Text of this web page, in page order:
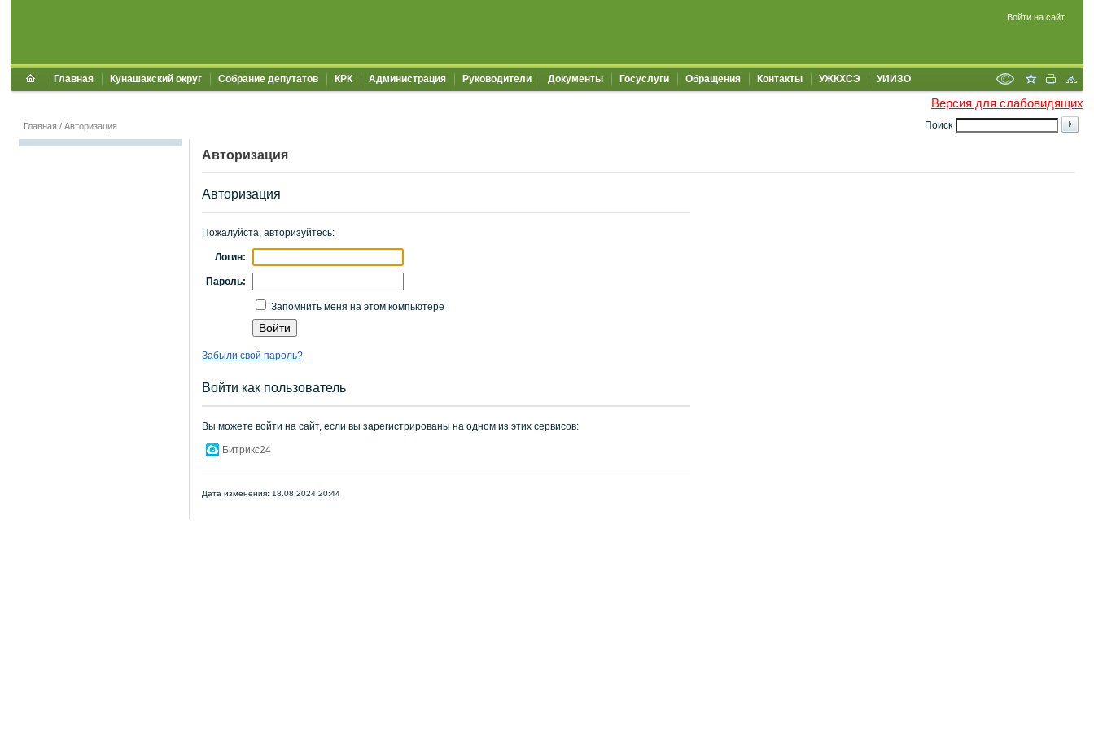
Войти на сайт
Главная Кунашакский округ Собрание депутатов КРК Администрация Руководители Документы Госуслуги Обращения Контакты УЖКХСЭ УИИЗО
Версия для слабовидящих
Поиск
Главная / Авторизация
Авторизация
Авторизация
Пожалуйста, авторизуйтесь:
Логин:
Пароль:
Запомнить меня на этом компьютере
Забыли свой пароль?
Войти как пользователь
Вы можете войти на сайт, если вы зарегистрированы на одном из этих сервисов:
Битрикс24
Дата изменения: 18.08.2024 20:44